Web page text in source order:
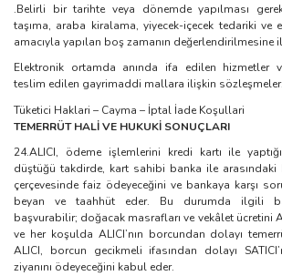
.Belirli bir tarihte veya dönemde yapılması
taşıma, araba kiralama, yiyecek-içecek tedariki ve
amacıyla yapılan boş zamanın değerlendirilmesine
Elektronik ortamda anında ifa edilen hizmetler
teslim edilen gayrimaddi mallara ilişkin sözleşmeler.
Tüketici Haklari – Cayma – İptal İade Koşullari
TEMERRÜT HALİ VE HUKUKİ SONUÇLARI
24.ALICI, ödeme işlemlerini kredi kartı ile
düştüğü takdirde, kart sahibi banka ile arasındaki
çerçevesinde faiz ödeyeceğini ve bankaya karşı
beyan ve taahhüt eder. Bu durumda ilgili
başvurabilir; doğacak masrafları ve vekâlet ücretini
ve her koşulda ALICI’nın borcundan dolayı
ALICI, borcun gecikmeli ifasından dolayı
ziyanını ödeyeceğini kabul eder.